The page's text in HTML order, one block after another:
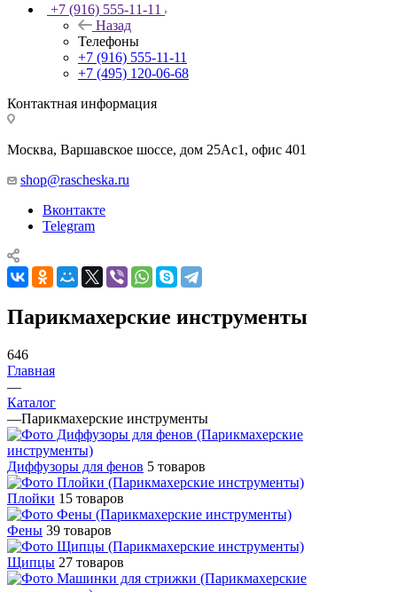
+7 (916) 555-11-11
Назад
Телефоны
+7 (916) 555-11-11
+7 (495) 120-06-68
Контактная информация
Москва, Варшавское шоссе, дом 25Аc1, офис 401
shop@rascheska.ru
Вконтакте
Telegram
Парикмахерские инструменты
646
Главная
—
Каталог
—Парикмахерские инструменты
Диффузоры для фенов 5 товаров
Плойки 15 товаров
Фены 39 товаров
Щипцы 27 товаров